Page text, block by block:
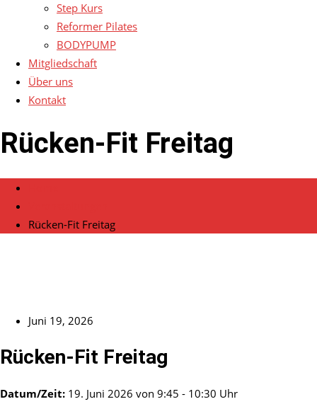
Step Kurs
Reformer Pilates
BODYPUMP
Mitgliedschaft
Über uns
Kontakt
Rücken-Fit Freitag
Rücken-Fit Freitag
Juni 19, 2026
Rücken-Fit Freitag
Datum/Zeit: 19. Juni 2026 von 9:45 - 10:30 Uhr